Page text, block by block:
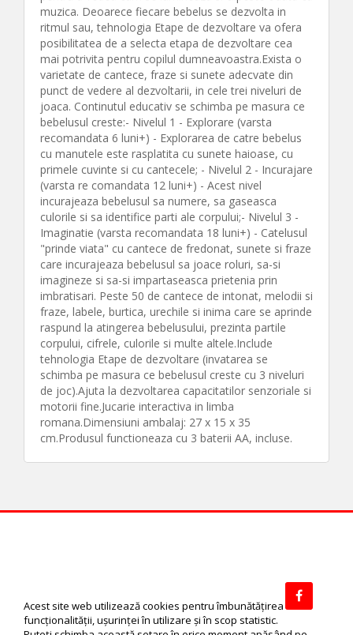
muzica. Deoarece fiecare bebelus se dezvolta in
ritmul sau, tehnologia Etape de dezvoltare va ofera
posibilitatea de a selecta etapa de dezvoltare cea
mai potrivita pentru copilul dumneavoastra.Exista o
varietate de cantece, fraze si sunete adecvate din
punct de vedere al dezvoltarii, in cele trei niveluri de
joaca. Continutul educativ se schimba pe masura ce
bebelusul creste:- Nivelul 1 - Explorare (varsta
recomandata 6 luni+) - Explorarea de catre bebelus
cu manutele este rasplatita cu sunete haioase, cu
primele cuvinte si cu cantecele; - Nivelul 2 - Incurajare
(varsta re comandata 12 luni+) - Acest nivel
incurajeaza bebelusul sa numere, sa gaseasca
culorile si sa identifice parti ale corpului;- Nivelul 3 -
Imaginatie (varsta recomandata 18 luni+) - Catelusul
"prinde viata" cu cantece de fredonat, sunete si fraze
care incurajeaza bebelusul sa joace roluri, sa-si
imagineze si sa-si impartaseasca prietenia prin
imbratisari. Peste 50 de cantece de intonat, melodii si
fraze, labele, burtica, urechile si inima care se aprinde
raspund la atingerea bebelusului, prezinta partile
corpului, cifrele, culorile si multe altele.Include
tehnologia Etape de dezvoltare (invatarea se
schimba pe masura ce bebelusul creste cu 3 niveluri
de joc).Ajuta la dezvoltarea capacitatilor senzoriale si
motorii fine.Jucarie interactiva in limba
romana.Dimensiuni ambalaj: 27 x 15 x 35
cm.Produsul functioneaza cu 3 baterii AA, incluse.
Acest site web utilizează cookies pentru îmbunătăţirea
funcţionalităţii, uşurinţei în utilizare şi în scop statistic.